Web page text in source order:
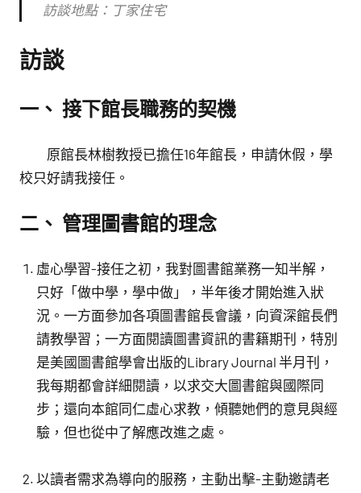
訪談地點：丁家住宅
訪談
一、 接下館長職務的契機
原館長林樹教授已擔任16年館長，申請休假，學
校只好請我接任。
二、 管理圖書館的理念
虛心學習-接任之初，我對圖書館業務一知半解，
只好「做中學，學中做」，半年後才開始進入狀
況。一方面參加各項圖書館長會議，向資深館長們
請教學習；一方面閱讀圖書資訊的書籍期刊，特別
是美國圖書館學會出版的Library Journal 半月刊，
我每期都會詳細閱讀，以求交大圖書館與國際同
步；還向本館同仁虛心求教，傾聽她們的意見與經
驗，但也從中了解應改進之處。
以讀者需求為導向的服務，主動出擊-主動邀請老